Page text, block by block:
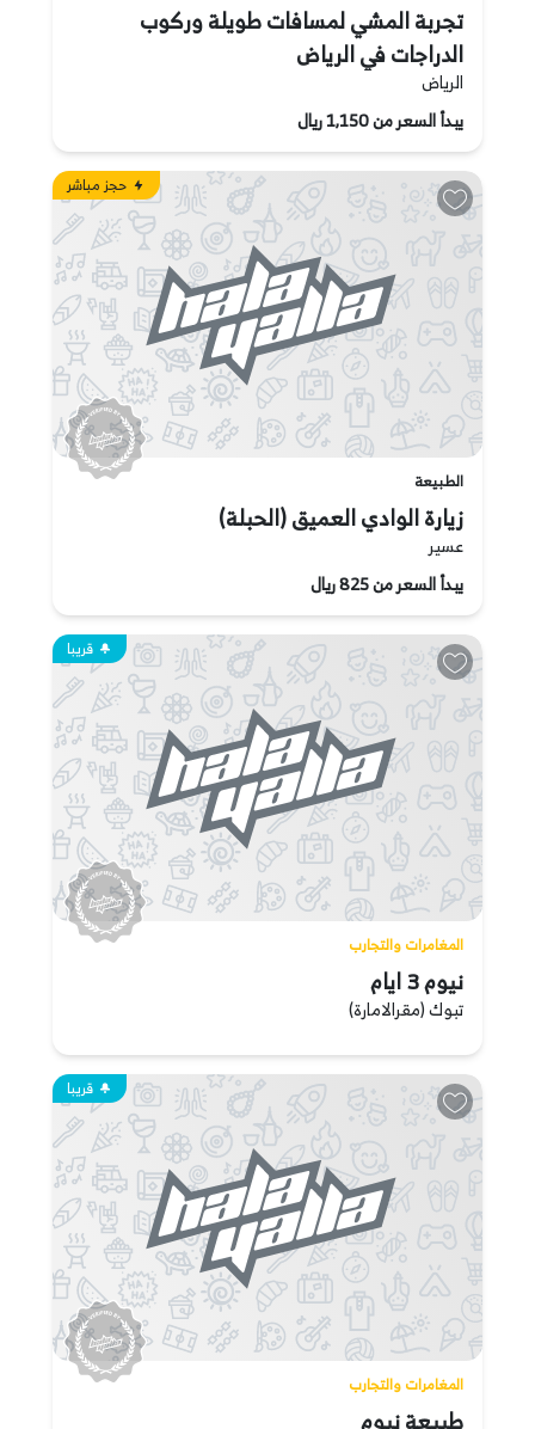
تجربة المشي لمسافات طويلة وركوب
الدراجات في الرياض
الرياض
يبدأ السعر من 1,150 ريال
حجز مباشر
الطبيعة
زيارة الوادي العميق (الحبلة)
عسير
يبدأ السعر من 825 ريال
قريبا
المغامرات والتجارب
نيوم 3 ايام
تبوك (مقرالامارة)
قريبا
المغامرات والتجارب
طبيعة نيوم